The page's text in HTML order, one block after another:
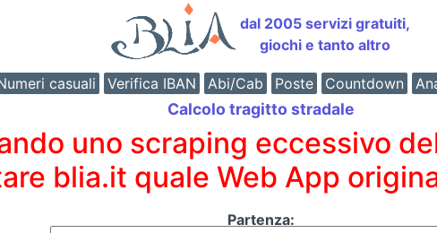
dal 2005 servizi gratuiti,
giochi e tanto altro
casuali Verifica IBAN Abi/Cab Poste Countdown
Calcolo tragitto stradale
uno scraping eccessivo
blia.it quale Web App
Partenza: